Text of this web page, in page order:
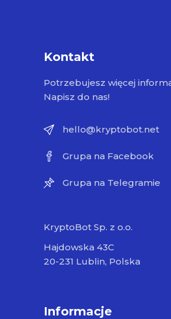
Kontakt
Potrzebujesz więcej
Napisz do nas!
hello@kryptobot.net
Grupa na Facebook
Grupa na Telegramie
KryptoBot Sp. z o.o.
Hajdowska 43C
20-231 Lublin, Polska
Informacje